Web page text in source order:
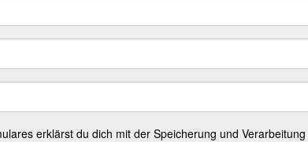
erklärst du dich mit der Speicherung und